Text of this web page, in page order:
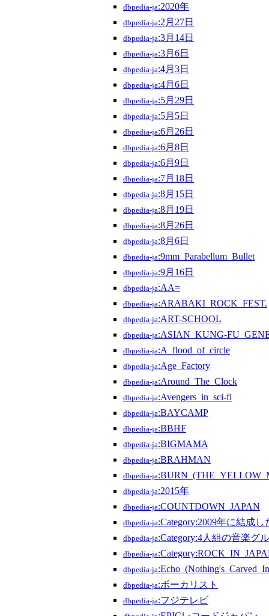
dbpedia-ja:2020年
dbpedia-ja:2月27日
dbpedia-ja:3月14日
dbpedia-ja:3月6日
dbpedia-ja:4月3日
dbpedia-ja:4月6日
dbpedia-ja:5月29日
dbpedia-ja:5月5日
dbpedia-ja:6月26日
dbpedia-ja:6月8日
dbpedia-ja:6月9日
dbpedia-ja:7月18日
dbpedia-ja:8月15日
dbpedia-ja:8月19日
dbpedia-ja:8月26日
dbpedia-ja:8月6日
dbpedia-ja:9mm_Parabellum_Bullet
dbpedia-ja:9月16日
dbpedia-ja:AA=
dbpedia-ja:ARABAKI_ROCK_FEST.
dbpedia-ja:ART-SCHOOL
dbpedia-ja:ASIAN_KUNG-
dbpedia-ja:A_flood_of_circle
dbpedia-ja:Age_Factory
dbpedia-ja:Around_The_Clock
dbpedia-ja:Avengers_in_sci-fi
dbpedia-ja:BAYCAMP
dbpedia-ja:BBHF
dbpedia-ja:BIGMAMA
dbpedia-ja:BRAHMAN
dbpedia-ja
dbpedia-ja:2015年
dbpedia-ja:COUNTDOWN_JAPAN
dbpedia-ja:Category:2009年に結成
dbpedia-ja:Category:4人組の音楽グ
dbpedia-ja
dbpedia-ja
dbpedia-ja:ボーカリスト
dbpedia-ja:フジテレビ